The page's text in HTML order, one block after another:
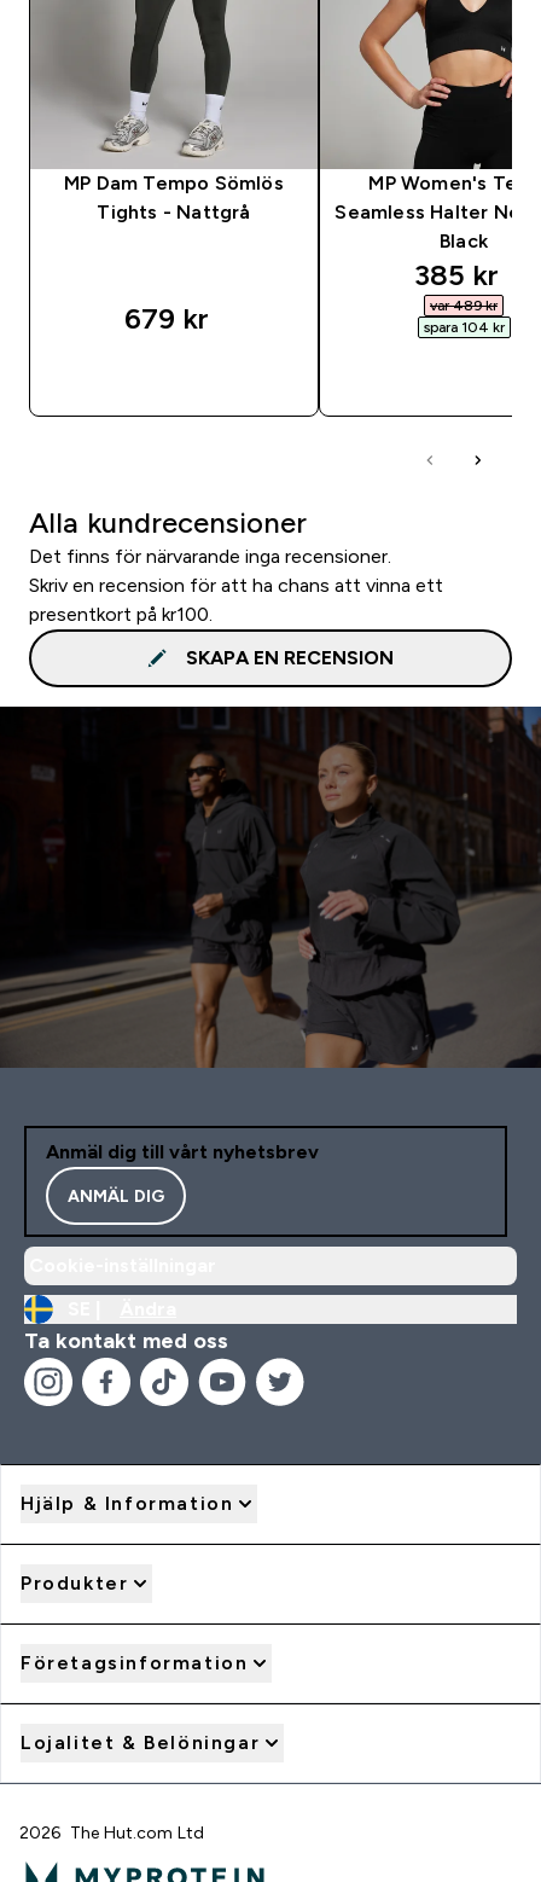
MP Dam Tempo Sömlös
Tights - Nattgrå
679 kr‎
MP Women's
Seamless Halter
Black
385 kr‎
var 489 kr‎
spara 104 kr‎
Alla kundrecensioner
Det finns för närvarande inga recensioner.
Skriv en recension för att ha chans att vinna ett
presentkort på kr100.
SKAPA EN RECENSION
Anmäl dig till vårt nyhetsbrev
ANMÄL DIG
Ta kontakt med oss
Hjälp & Information
Produkter
Företagsinformation
Lojalitet & Belöningar
2026 The Hut.com Ltd